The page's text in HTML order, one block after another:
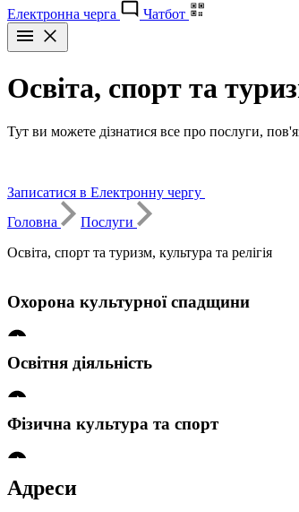
Електронна черга
Чатбот
Освіта, спорт та
Тут ви можете дізнатися все про послуги,
Записатися в Електронну чергу
Головна
Послуги
Освіта, спорт та туризм, культура та релігія
Охорона культурної спадщини
Погодження відчуження або передачі
Погодження науково-проектної документації на
Освітня діяльність
Видача кваліфікаційного свідоцтва
Фізична культура та спорт
Присвоєння спортивних розрядів спортсменам:
Адреси